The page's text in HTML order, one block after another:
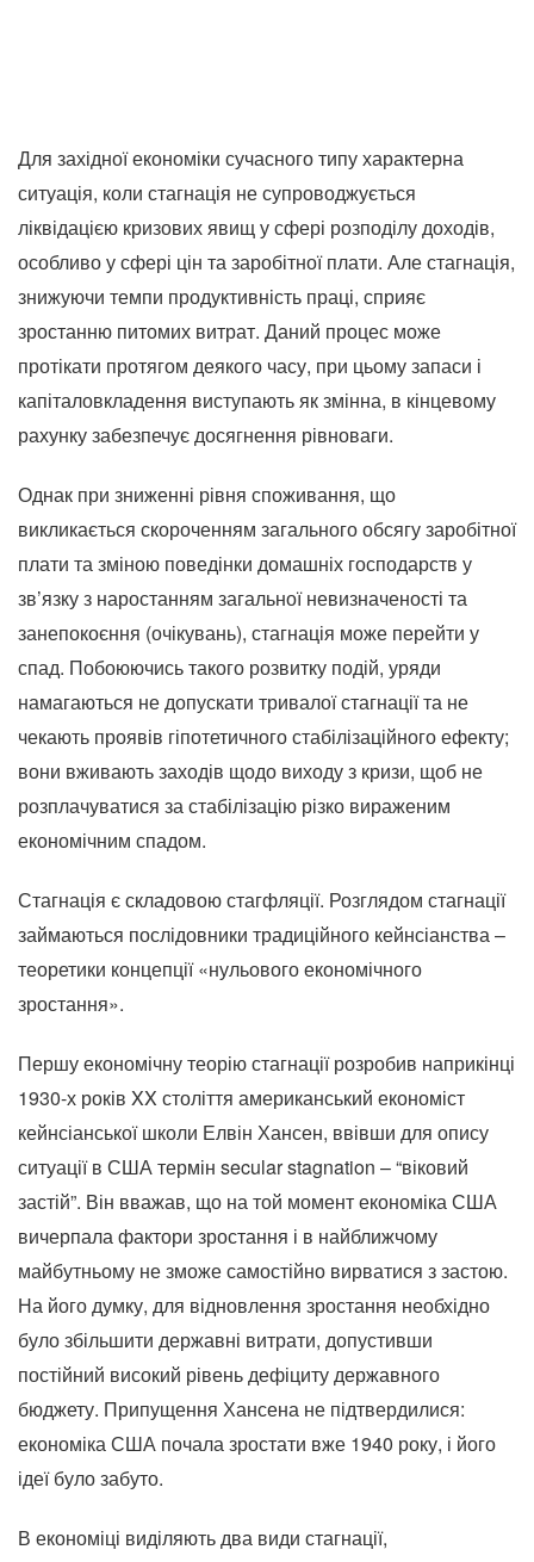
Для західної економіки сучасного типу характерна
ситуація, коли стагнація не супроводжується
ліквідацією кризових явищ у сфері розподілу доходів,
особливо у сфері цін та заробітної плати. Але стагнація,
знижуючи темпи продуктивність праці, сприяє
зростанню питомих витрат. Даний процес може
протікати протягом деякого часу, при цьому запаси і
капіталовкладення виступають як змінна, в кінцевому
рахунку забезпечує досягнення рівноваги.
Однак при зниженні рівня споживання, що
викликається скороченням загального обсягу заробітної
плати та зміною поведінки домашніх господарств у
зв’язку з наростанням загальної невизначеності та
занепокоєння (очікувань), стагнація може перейти у
спад. Побоюючись такого розвитку подій, уряди
намагаються не допускати тривалої стагнації та не
чекають проявів гіпотетичного стабілізаційного ефекту;
вони вживають заходів щодо виходу з кризи, щоб не
розплачуватися за стабілізацію різко вираженим
економічним спадом.
Стагнація є складовою стагфляції. Розглядом стагнації
займаються послідовники традиційного кейнсіанства –
теоретики концепції «нульового економічного
зростання».
Першу економічну теорію стагнації розробив наприкінці
1930-х років XX століття американський економіст
кейнсіанської школи Елвін Хансен, ввівши для опису
ситуації в США термін secular stagnation – “віковий
застій”. Він вважав, що на той момент економіка США
вичерпала фактори зростання і в найближчому
майбутньому не зможе самостійно вирватися з застою.
На його думку, для відновлення зростання необхідно
було збільшити державні витрати, допустивши
постійний високий рівень дефіциту державного
бюджету. Припущення Хансена не підтвердилися:
економіка США почала зростати вже 1940 року, і його
ідеї було забуто.
В економіці виділяють два види стагнації,